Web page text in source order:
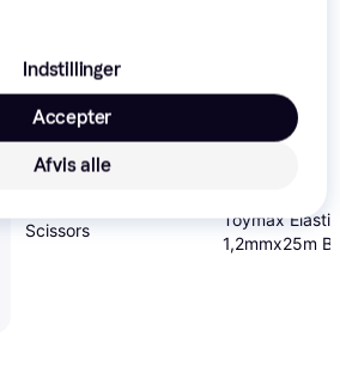
Scissors
Toymax
1,2mmx25m
Indstillinger
Afvis alle
Accepter